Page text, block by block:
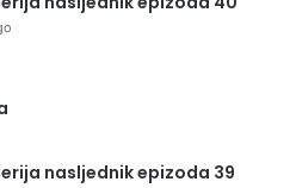
nasljednik epizoda 39